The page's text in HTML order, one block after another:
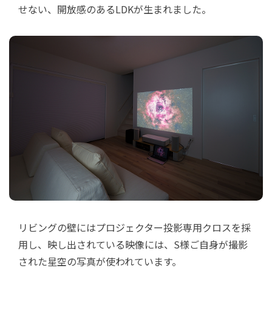
せない、開放感のあるLDKが生まれました。
リビングの壁にはプロジェクター投影専用クロスを採
用し、映し出されている映像には、S様ご自身が撮影
された星空の写真が使われています。